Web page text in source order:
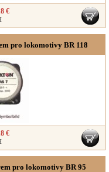
€
pro lokomotivy BR 118
€
pro lokomotivy BR 95